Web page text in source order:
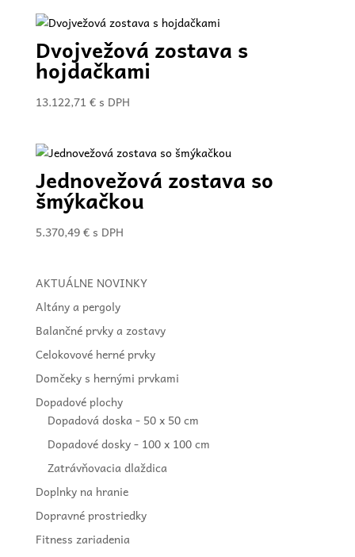
Dvojvežová zostava s
hojdačkami
13.122,71 € s DPH
Jednovežová zostava so
šmýkačkou
5.370,49€ s DPH
AKTUÁLNE NOVINKY
Altány a pergoly
Balančné prvky a zostavy
Celokovové herné prvky
Domčeky s hernými prvkami
Dopadové plochy
Dopadová doska - 50 x 50 cm
Dopadové dosky - 100 x 100 cm
Zatrávňovacia dlaždica
Doplnky na hranie
Dopravné prostriedky
Fitness zariadenia